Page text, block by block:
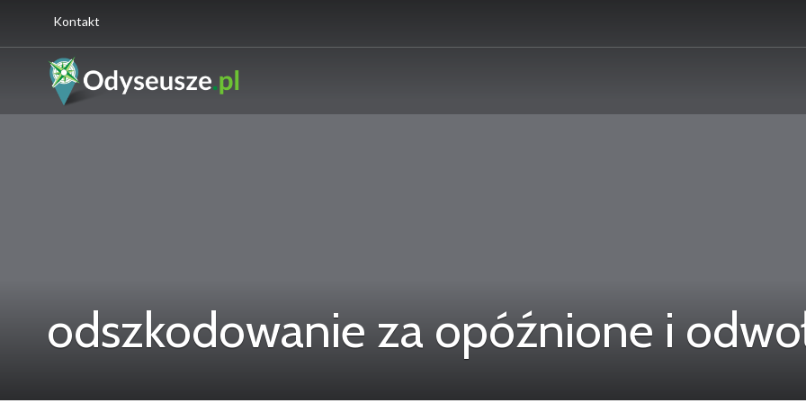
Kontakt
odszkodowanie za opóźnione i